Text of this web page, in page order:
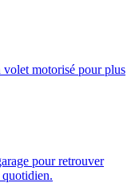
motorisé pour plus
pour retrouver